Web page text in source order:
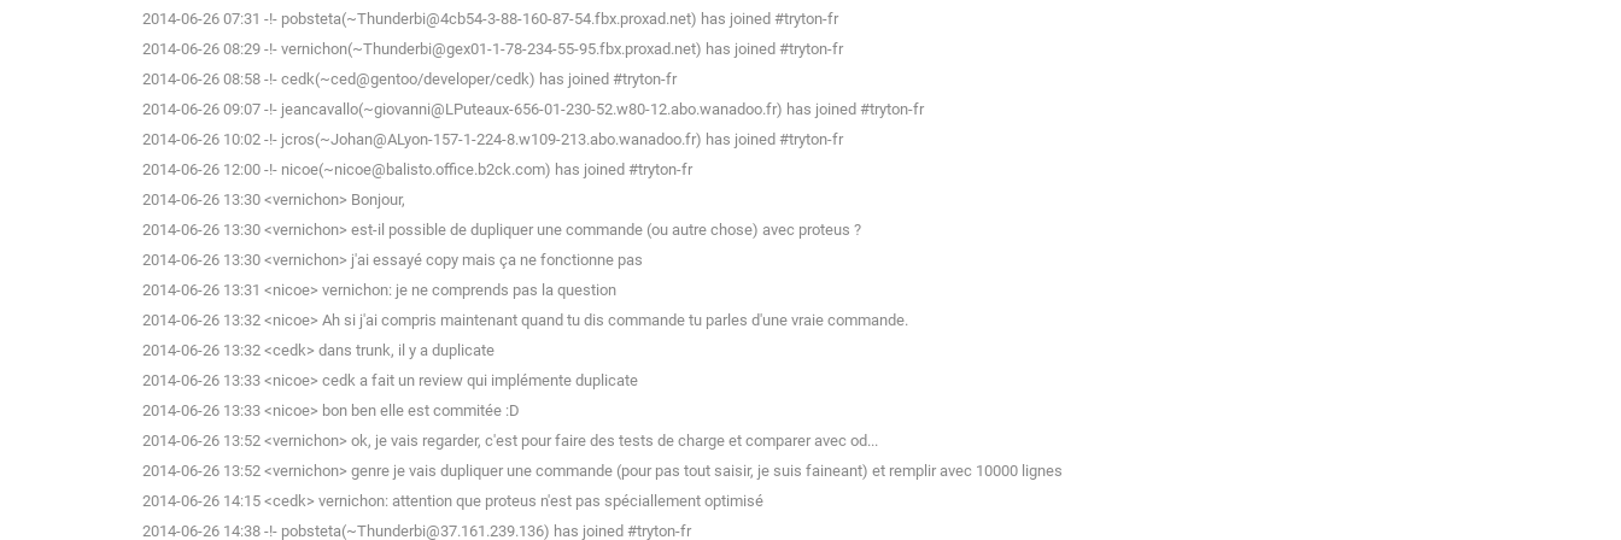
2014-06-26 07:31 -!- pobsteta(~Thunderbi@4cb54-3-88-160-87-54.fbx.proxad.net) has joined #tryton-fr
2014-06-26 08:29 -!- vernichon(~Thunderbi@gex01-1-78-234-55-95.fbx.proxad.net) has joined #tryton-fr
2014-06-26 08:58 -!- cedk(~ced@gentoo/developer/cedk) has joined #tryton-fr
2014-06-26 09:07 -!- jeancavallo(~giovanni@LPuteaux-656-01-230-52.w80-12.abo.wanadoo.fr) has joined #tryton-fr
2014-06-26 10:02 -!- jcros(~Johan@ALyon-157-1-224-8.w109-213.abo.wanadoo.fr) has joined #tryton-fr
2014-06-26 12:00 -!- nicoe(~nicoe@balisto.office.b2ck.com) has joined #tryton-fr
2014-06-26 13:30 <vernichon> Bonjour,
2014-06-26 13:30 <vernichon> est-il possible de dupliquer une commande (ou autre chose) avec proteus ?
2014-06-26 13:30 <vernichon> j'ai essayé copy mais ça ne fonctionne pas
2014-06-26 13:31 <nicoe> vernichon: je ne comprends pas la question
2014-06-26 13:32 <nicoe> Ah si j'ai compris maintenant quand tu dis commande tu parles d'une vraie commande.
2014-06-26 13:32 <cedk> dans trunk, il y a duplicate
2014-06-26 13:33 <nicoe> cedk a fait un review qui implémente duplicate
2014-06-26 13:33 <nicoe> bon ben elle est commitée :D
2014-06-26 13:52 <vernichon> ok, je vais regarder, c'est pour faire des tests de charge et comparer avec od...
2014-06-26 13:52 <vernichon> genre je vais dupliquer une commande (pour pas tout saisir, je suis faineant) et remplir avec 10000 lignes
2014-06-26 14:15 <cedk> vernichon: attention que proteus n'est pas spéciallement optimisé
2014-06-26 14:38 -!- pobsteta(~Thunderbi@37.161.239.136) has joined #tryton-fr